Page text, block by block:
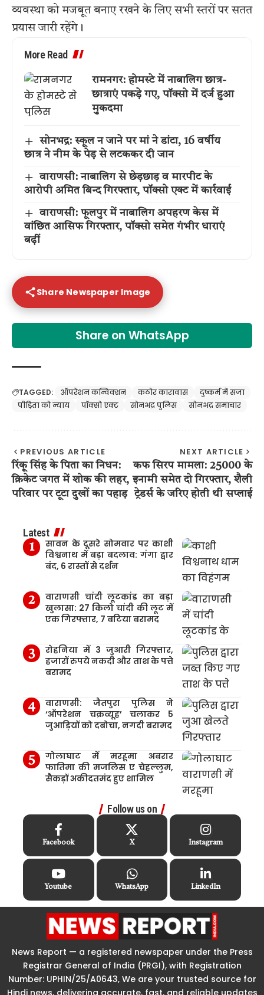
व्यवस्था को मजबूत बनाए रखने के लिए सभी स्तरों पर सतत
प्रयास जारी रहेंगे।
More Read
रामनगर: होमस्टे में नाबालिग छात्र-
छात्राएं पकड़े गए, पॉक्सो में दर्ज हुआ
मुकदमा
सोनभद्र: स्कूल न जाने पर मां ने डांटा, 16 वर्षीय
छात्र ने नीम के पेड़ से लटककर दी जान
वाराणसी: नाबालिग से छेड़छाड़ व मारपीट के
आरोपी अमित बिन्द गिरफ्तार, पॉक्सो एक्ट में कार्रवाई
वाराणसी: फूलपुर में नाबालिग अपहरण केस में
वांछित आसिफ गिरफ्तार, पॉक्सो समेत गंभीर धाराएं
बढ़ीं
Share Newspaper Image
Share on WhatsApp
TAGGED: ऑपरेशन कन्विक्शन कठोर कारावास
दुष्कर्म में सजा
पीड़िता को न्याय
पॉक्सो एक्ट सोनभद्र पुलिस सोनभद्र समाचार
PREVIOUS ARTICLE
रिंकू सिंह के पिता का निधन:
क्रिकेट जगत में शोक की लहर,
परिवार पर टूटा दुखों का पहाड़
NEXT ARTICLE
कफ सिरप मामला: 25000 के
इनामी समेत दो गिरफ्तार, शैली
ट्रेडर्स के जरिए होती थी सप्लाई
Latest
सावन के दूसरे सोमवार पर काशी
विश्वनाथ में बड़ा बदलाव: गंगा द्वार
बंद, 6 रास्तों से दर्शन
वाराणसी चांदी लूटकांड का बड़ा
खुलासा: 27 किलो चांदी की लूट में
एक गिरफ्तार, 7 बटिया बरामद
रोहनिया में 3 जुआरी गिरफ्तार,
हजारों रुपये नकदी और ताश के पत्ते
बरामद
वाराणसी: जैतपुरा पुलिस ने
‘ऑपरेशन चक्रव्यूह’ चलाकर 5
जुआड़ियों को दबोचा, नगदी बरामद
गोलाघाट में मरहूमा अबरार
फातिमा की मजलिस ए चेहल्लुम,
सैकड़ों अकीदतमंद हुए शामिल
Follow us on
Facebook X Instagram
Youtube WhatsApp LinkedIn
News Report — a registered newspaper under the Press
Registrar General of India (PRGI), with Registration
Number: UPHIN/25/A0643, We are your trusted source for
Hindi news, delivering accurate, fast, and reliable updates